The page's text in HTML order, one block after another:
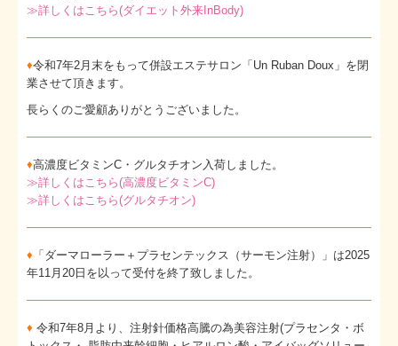
≫詳しくはこちら(ダイエット外来InBody)
♦令和7年2月末をもって併設エステサロン「Un Ruban Doux」を閉
業させて頂きます。
長らくのご愛顧ありがとうございました。
♦高濃度ビタミンC・グルタチオン入荷しました。
≫詳しくはこちら(高濃度ビタミンC)
≫詳しくはこちら(グルタチオン)
♦ 「ダーマローラー＋プラセンテックス（サーモン注射）」は2025
年11月20日を以って受付を終了致しました。
♦ 令和7年8月より、注射針価格高騰の為美容注射(プラセンタ・ボ